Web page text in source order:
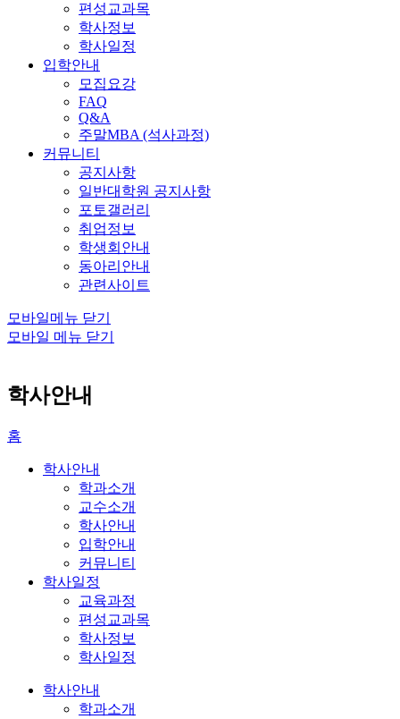
편성교과목
학사정보
학사일정
입학안내
모집요강
FAQ
Q&A
주말MBA (석사과정)
커뮤니티
공지사항
일반대학원 공지사항
포토갤러리
취업정보
학생회안내
동아리안내
관련사이트
모바일메뉴 닫기
모바일 메뉴 닫기
학사안내
홈
학사안내
학과소개
교수소개
학사안내
입학안내
커뮤니티
학사일정
교육과정
편성교과목
학사정보
학사일정
학사안내
학과소개